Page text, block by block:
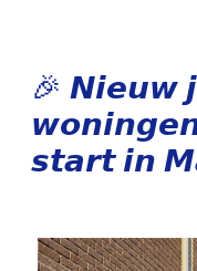
🎉 𝙉𝙞𝙚𝙪𝙬
𝙨𝙩𝙖𝙧𝙩 𝙞𝙣